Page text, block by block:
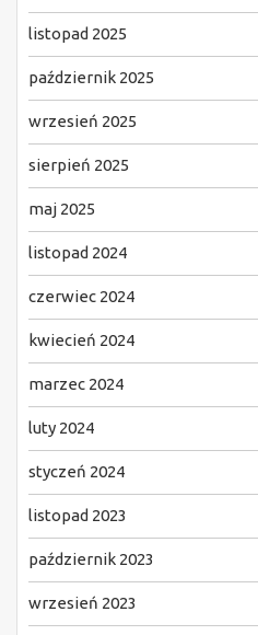
listopad 2025
październik 2025
wrzesień 2025
sierpień 2025
maj 2025
listopad 2024
czerwiec 2024
kwiecień 2024
marzec 2024
luty 2024
styczeń 2024
listopad 2023
październik 2023
wrzesień 2023